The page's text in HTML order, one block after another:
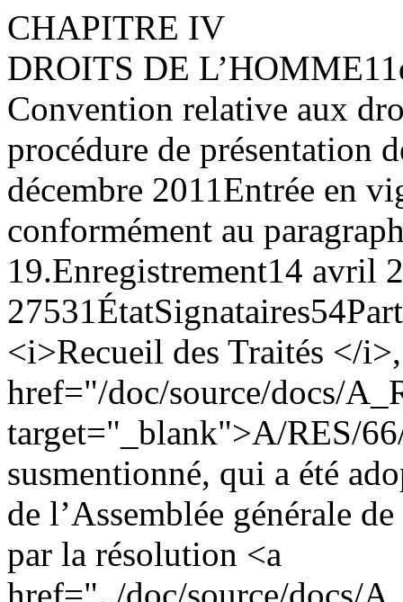
CHAPITRE IV
DROITS DE L’HOMME11
Convention relative aux
procédure de présentation
décembre 2011Entrée en
conformément au
19.Enregistrement14 avril
27531ÉtatSignataires54
<i>Recueil des Traités </
href="/doc/source/docs/
target="_blank">A/RES/
susmentionné, qui a été
de l’Assemblée générale
par la résolution <a